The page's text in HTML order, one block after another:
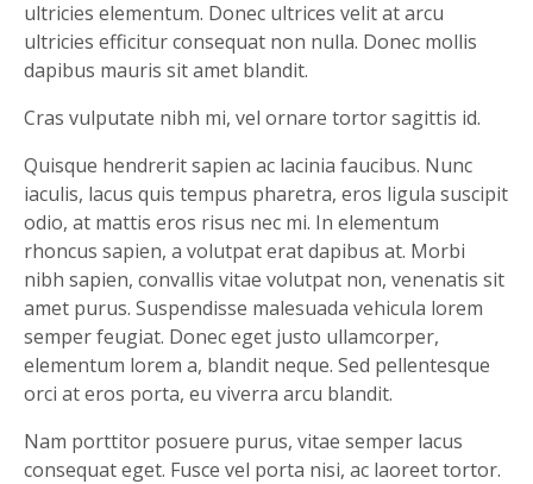
ultricies elementum. Donec ultrices velit at arcu
ultricies efficitur consequat non nulla. Donec mollis
dapibus mauris sit amet blandit.
Cras vulputate nibh mi, vel ornare tortor sagittis id.
Quisque hendrerit sapien ac lacinia faucibus. Nunc
iaculis, lacus quis tempus pharetra, eros ligula suscipit
odio, at mattis eros risus nec mi. In elementum
rhoncus sapien, a volutpat erat dapibus at. Morbi
nibh sapien, convallis vitae volutpat non, venenatis sit
amet purus. Suspendisse malesuada vehicula lorem
semper feugiat. Donec eget justo ullamcorper,
elementum lorem a, blandit neque. Sed pellentesque
orci at eros porta, eu viverra arcu blandit.
Nam porttitor posuere purus, vitae semper lacus
consequat eget. Fusce vel porta nisi, ac laoreet tortor.